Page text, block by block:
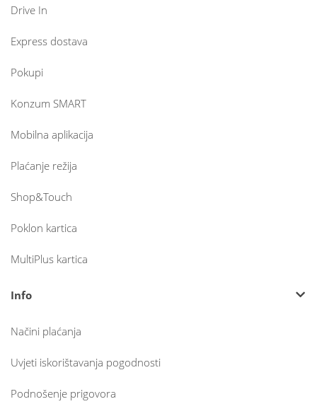
Drive In
Express dostava
Pokupi
Konzum SMART
Mobilna aplikacija
Plaćanje režija
Shop&Touch
Poklon kartica
MultiPlus kartica
Info
Načini plaćanja
Uvjeti iskorištavanja pogodnosti
Podnošenje prigovora